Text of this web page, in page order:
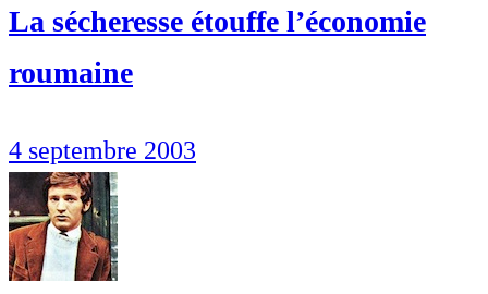
La sécheresse étouffe l’économie
roumaine
4 septembre 2003